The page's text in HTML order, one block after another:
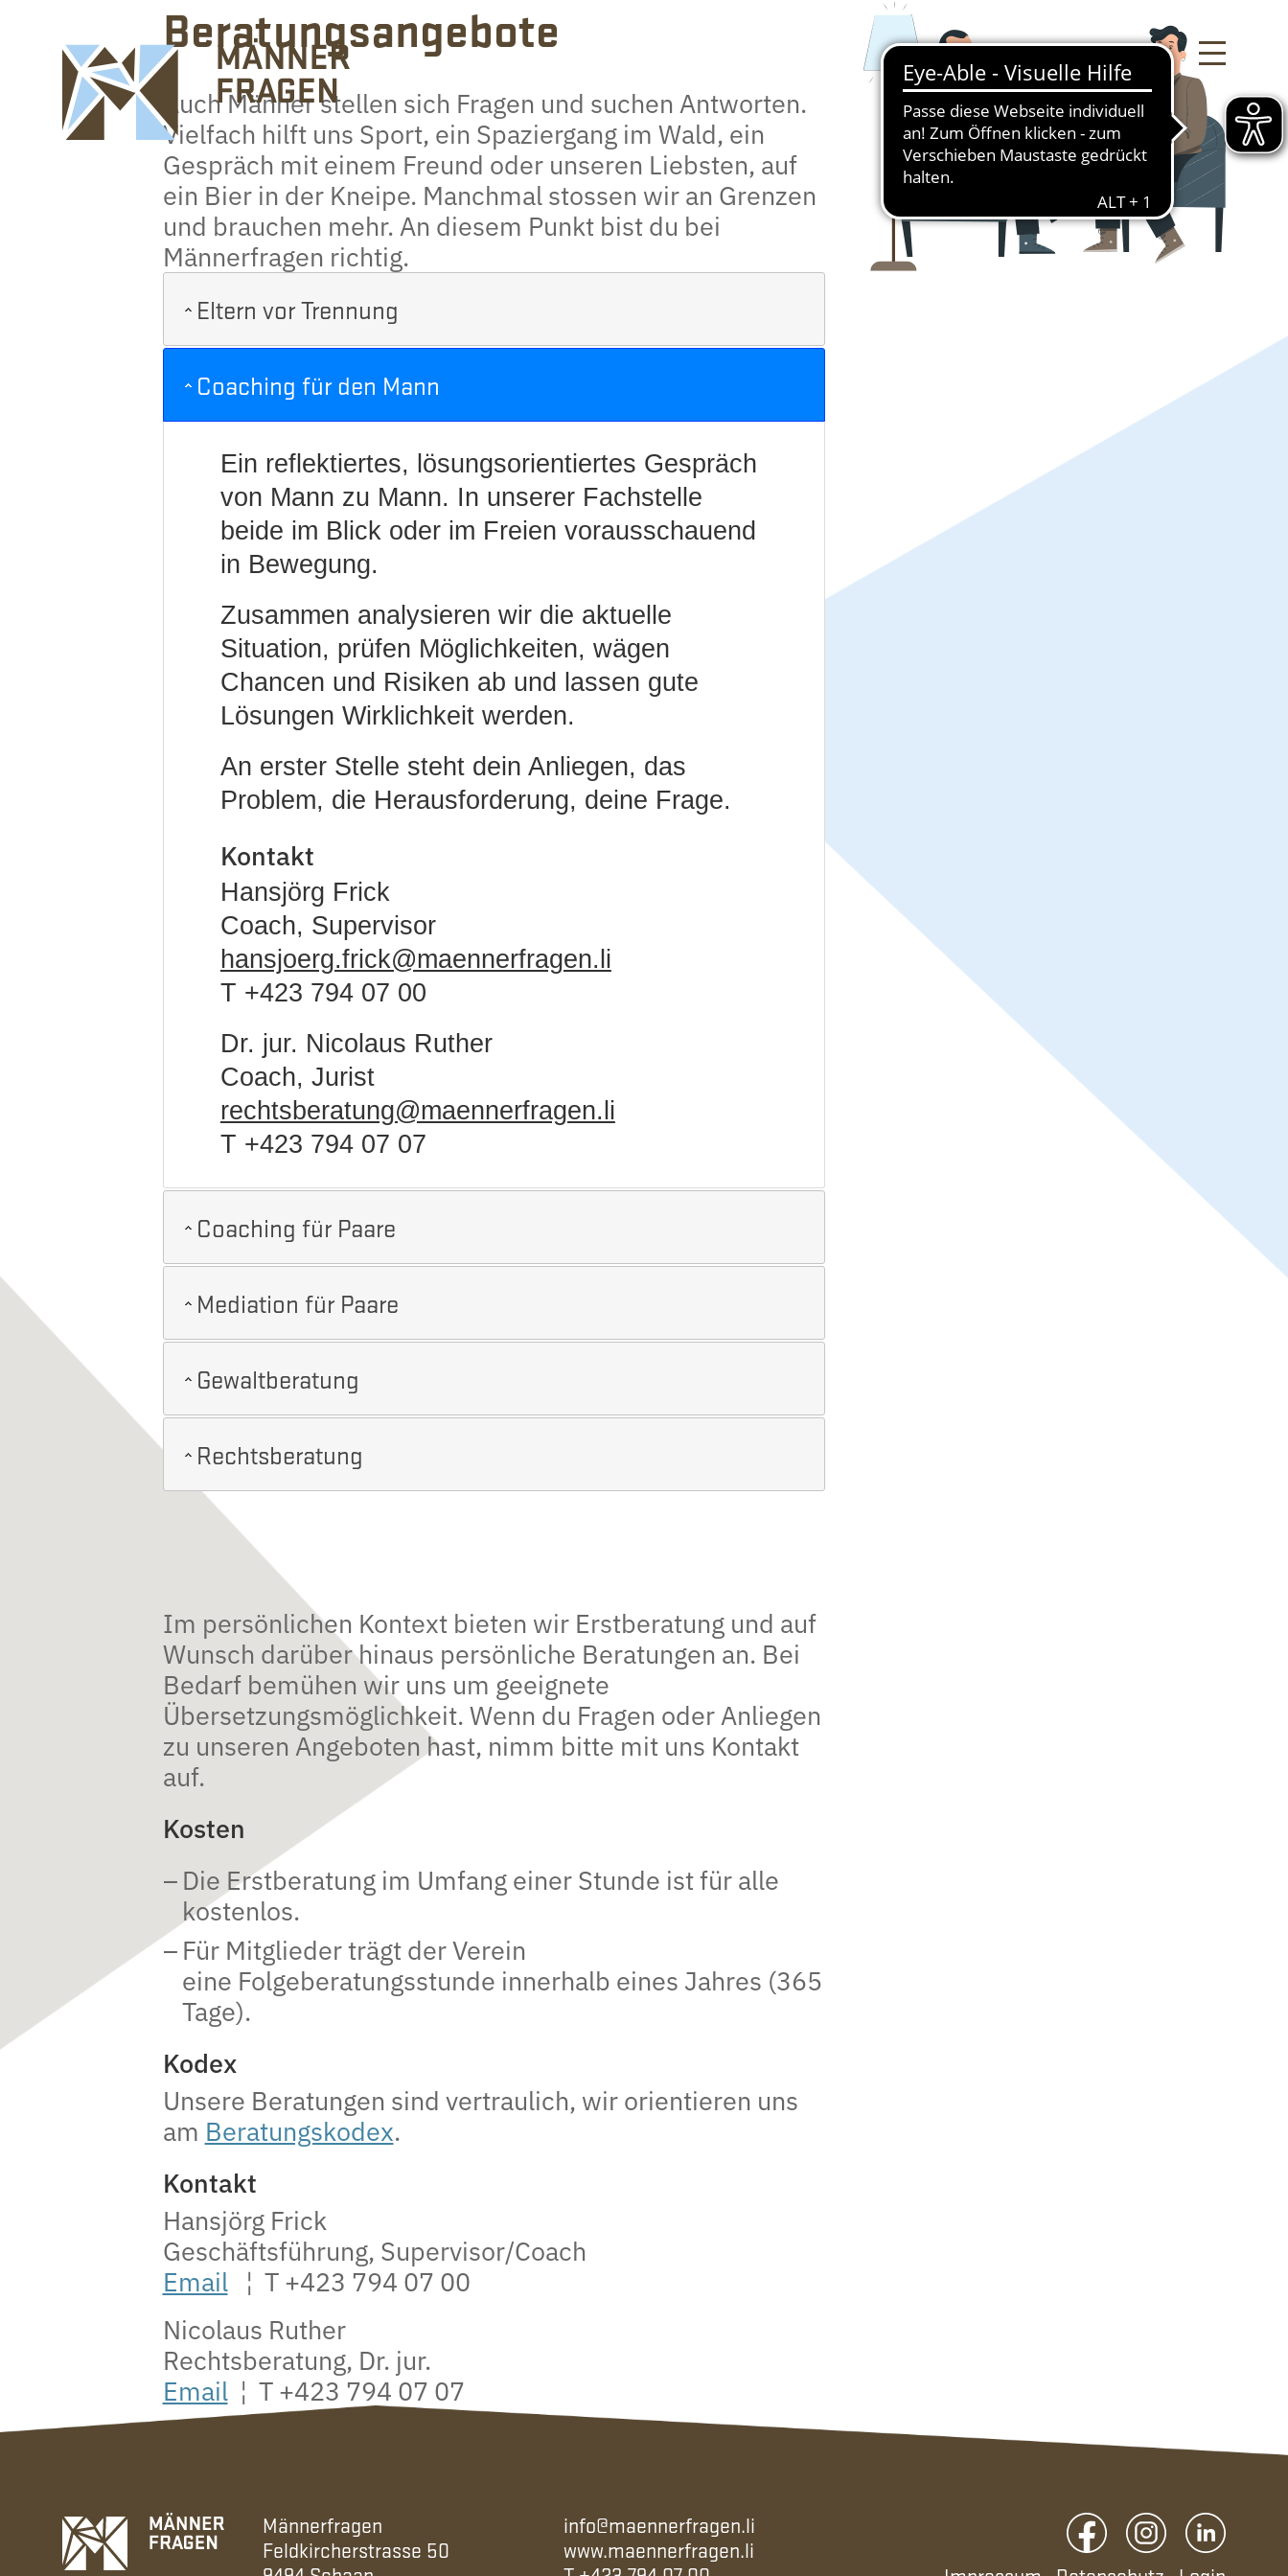
Deutsch
Beratungsangebote
Auch Männer stellen sich Fragen und suchen Antworten.
Vielfach hilft uns Sport, ein Spaziergang im Wald, ein
Gespräch mit einem Freund oder unseren Liebsten, auf
ein Bier in der Kneipe. Manchmal stossen wir an Grenzen
und brauchen mehr. An diesem Punkt bist du bei
Männerfragen richtig.
Eltern vor Trennung
Coaching für den Mann
Ein reflektiertes, lösungsorientiertes Gespräch
von Mann zu Mann. In unserer Fachstelle
beide im Blick oder im Freien vorausschauend
in Bewegung.
Zusammen analysieren wir die aktuelle
Situation, prüfen Möglichkeiten, wägen
Chancen und Risiken ab und lassen gute
Lösungen Wirklichkeit werden.
An erster Stelle steht dein Anliegen, das
Problem, die Herausforderung, deine Frage.
Kontakt
Hansjörg Frick
Coach, Supervisor
hansjoerg.frick@maennerfragen.li
T +423 794 07 00
Dr. jur. Nicolaus Ruther
Coach, Jurist
rechtsberatung@maennerfragen.li
T +423 794 07 07
Coaching für Paare
Mediation für Paare
Gewaltberatung
Rechtsberatung
Im persönlichen Kontext bieten wir Erstberatung und auf
Wunsch darüber hinaus persönliche Beratungen an. Bei
Bedarf bemühen wir uns um geeignete
Übersetzungsmöglichkeit. Wenn du Fragen oder Anliegen
zu unseren Angeboten hast, nimm bitte mit uns Kontakt
auf.
Kosten
Die Erstberatung im Umfang einer Stunde ist für alle
kostenlos.
Für Mitglieder trägt der Verein
eine Folgeberatungsstunde innerhalb eines Jahres (365
Tage).
Kodex
Unsere Beratungen sind vertraulich, wir orientieren uns
am Beratungskodex.
Kontakt
Hansjörg Frick
Geschäftsführung, Supervisor/Coach
Email¦ T +423 794 07 00
Nicolaus Ruther
Rechtsberatung, Dr. jur.
Email¦ T +423 794 07 07
Männerfragen
Feldkircherstrasse 50
info@maennerfragen.li
www.maennerfragen.li